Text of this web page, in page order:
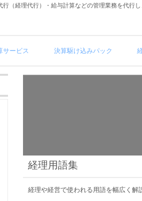
（経理代行）・給与計算などの管理業務を代行し
サービス 決算駆け込みパック
経理用語集
経理や経営で使われる用語を幅広く解